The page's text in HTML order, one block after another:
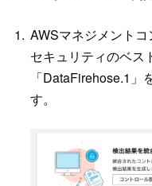
AWSマネジメント
セキュリティのベス
「DataFirehose.1」
す。